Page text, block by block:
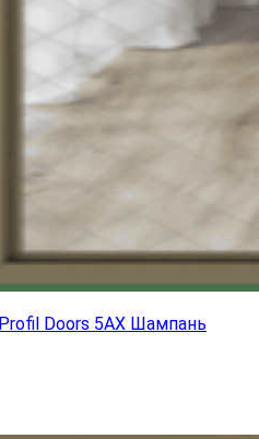
Doors 5AX Шампань